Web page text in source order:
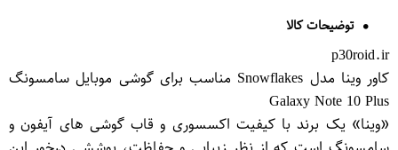
توضیحات کالا
p30roid.ir
کاور وینا مدل Snowflakes مناسب برای گوشی موبایل سامسونگ
Galaxy Note 10 Plus
«وینا» یک برند با کیفیت اکسسوری و قاب گوشی های آیفون و